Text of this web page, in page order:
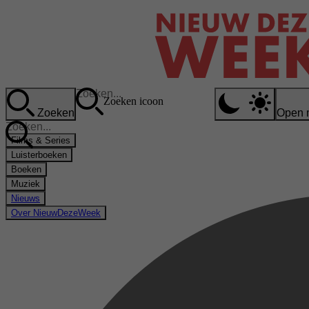
Zoeken
Zoeken icoon
Open
Films & Series
Luisterboeken
Boeken
Muziek
Nieuws
Over NieuwDezeWeek